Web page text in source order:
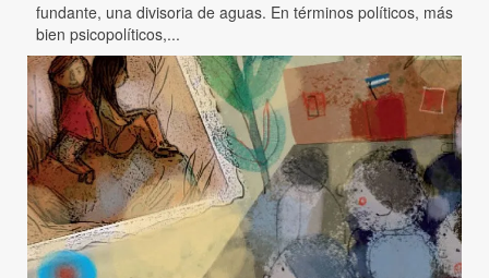
fundante, una divisoria de aguas. En términos políticos, más
bien psicopolíticos,...